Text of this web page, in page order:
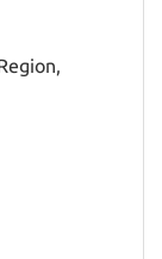
,